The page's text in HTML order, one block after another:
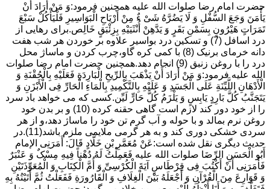
حضرت امام رضا صلوات الله علیه همچنین فرمود:وَ مَنْ أَرَادَ أَنْ
یَأْمَنَ وَجَعَ السُّفْلِ وَ لَا یَضُرَّهُ شَیْ ءٌ مِنْ أَرْیَاحِ الْبَوَاسِیرِ فَلْیَأْکُلْ سَبْعَ
تَمَرَاتٍ هَیْرُونٍ بِسَمْنِ بَقَرٍ وَ یَدَّهِنْ أُنْثَیَیْهِ بِزِئْبَقٍ خَالِص.برای رهایی از
درد اسافل (7) و تسکین درد بواسیر علاوه بر خوردن هر شب هفت
دانه خرمای برنیک (8) با کمی کره گاو،چرب کردن و ماساژ محل
درد را با روغن زنبق (9) انجام دهد.همچنین حضرت امام رضا صلوات
الله علیه فرمود:وَ مَنْ أَرَادَ أَنْ یَذْهَبَ بِالرِّیحِ الْبَارِدَةِ فَعَلَیْهِ بِالْحُقْنَةِ وَ
الْأَدْهَانِ اللَّیِّنَةِ عَلَى الْجَسَدِ وَ عَلَیْهِ بِالتَّکْمِیدِ بِالْمَاءِ الْحَارِّ فِی الْأَبْزَنِ وَ
یَتَجَنَّبُ کُلَّ بَارِدٍ یَابِسٍ وَ یَلْزَمُ کُلَّ حَارٍّ لَیِّن.کسی که می خواهد باد سرد
را از خود دور کند لازم است گاهی حقنه کرده (10) و بر بدن خود
روغن نرم بمالد و با حوله و آب گرم تن خود را ماساژ دهد،و از هر
سردی خشکی دوری کند و به هر گرمی ملایمی ملزم باشد(11).در
حدیث دیگری نقل شده است:عَنْ مُعَمَّرِ بْنِ خَلَّادٍ قَالَ: أَمَرَنِی الإمام
أَبُو الْحَسَنِ الرِّضَا صلوات الله علیه فَعَمِلْتُ لَهُ دُهْناً فِیهِ مِسْکٌ وَ عَنْبَرٌ
فَأَمَرَنِی أَنْ أَکْتُبَ فِی قِرْطَاسٍ آیَةَ الْکُرْسِیِّ وَ أُمَّ الْکِتَابِ وَ الْمُعَوِّذَتَیْنِ
وَ قَوَارِعَ مِنَ الْقُرْآنِ وَ أَجْعَلَهُ بَیْنَ الْغِلَافِ وَ الْقَارُورَةِ فَفَعَلْتُ ثُمَّ أَتَیْتُهُ بِهِ